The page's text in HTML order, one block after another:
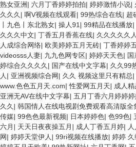
熟女亚洲| 六月丁香婷婷拍拍| 婷婷激情小说|
久久久 | 啊V视频在线观看| 99热综合在线| 超
丨九色丨东北熟女| 操人91 | 99精品在线播放|
久久久中文| 丁香五月香蕉在线| 久久久久久
人成综合网络| 欧美婷婷五月无砖| 丁香婷婷
videosss人妻| 九九色网专区| 婷婷天天色|
婷综合久久久久 | 国产在线中文字幕| 久久99
人 | 亚洲视频综合网| 久久 视频这里只有精总|
www.色色五月天.com|性爱网五月天| 成人
亚洲无AV在线中文字幕| 五月丁香六月婷婷
久久 | 韩国情人在线电视剧免费观看高清版全
传媒| 99色色最新视频| 日本婷婷色| 色99色|
六月 | 天天日夜夜操五月 | 成人丁香五月婷|
网| 婷婷天堂伊人 | 99ri视频在线播放| 婷婷 久